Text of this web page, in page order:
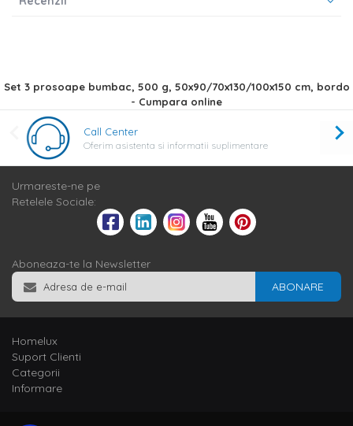
Set 3 prosoape bumbac, 500 g, 50x90/70x130/100x150 cm, bordo
- Cumpara online
Call Center
Oferim asistenta si informatii suplimentare
Urmareste-ne pe
Retelele Sociale:
Aboneaza-te la Newsletter
ABONARE
Homelux
Suport Clienti
Categorii
Informare